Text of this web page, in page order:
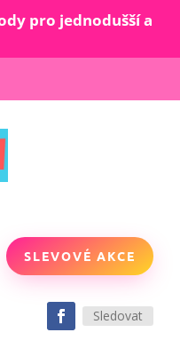
pro jednodušší a
SLEVOVÉ AKCE
Sledovat